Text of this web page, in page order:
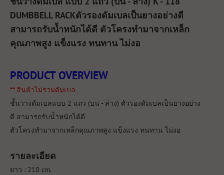
DUMBBELL RACKตัวรองดัมเบลเป็นยางอย่างดี
สามารถรับน้ำหนักได้ดี ตัวโครงทำมาจากเหล็ก
คุณภาพสูง แข็งแรง ทนทาน ไม่งอ
PRODUCT OVERVIEW
** สินค้าไม่รวมดัมเบล
ชั้นวางดัมเบลแบบ 2 แถว (บน - ล่าง) ตัวรองดัมเบลเป็นยางอย่าง
ดี สามารถรับน้ำหนักได้ดี
ตัวโครงทำมาจากเหล็กคุณภาพสูง แข็งแรง ทนทาน ไม่งอ
รายละเอียด
ยาว : 210 cm.